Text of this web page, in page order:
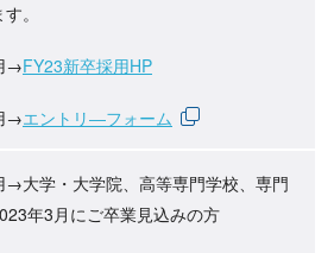
。
→FY23新卒採用HP
→エントリ―フォーム
→大学・大学院、高等専門学校、専門
年3月にご卒業見込みの方